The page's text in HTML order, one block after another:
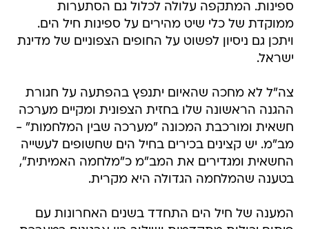
ספינות. המתקפה עלולה לכלול גם הסתערות
ממוקדת של כלי שיט מהירים על ספינות חיל הים.
ויתכן גם ניסיון לפשוט על החופים הצפוניים של מדינת
ישראל.
צה"ל לא מחכה שהאיום יתנפץ בהפתעה על חגורת
ההגנה הראשונה שלו בחזית הצפונית ומקיים מערכה
חשאית ומורכבת המכונה "מערכה שבין המלחמות" -
מב"מ. יש קצינים בכירים בחיל הים שחשופים לעשייה
החשאית ומגדירים את המב"מ כ"מלחמה האמיתית",
בטענה שהמלחמה הגדולה היא מקרית.
המענה של חיל הים התחדד בשנים האחרונות עם